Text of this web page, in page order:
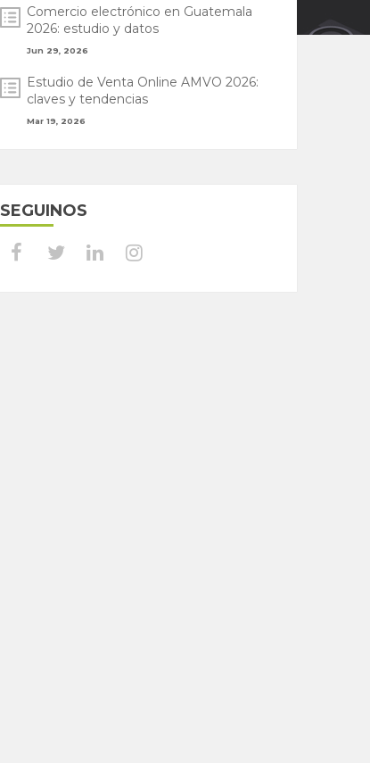
Comercio electrónico en Guatemala
2026: estudio y datos
Jun 29, 2026
Estudio de Venta Online AMVO 2026:
claves y tendencias
Mar 19, 2026
SEGUINOS